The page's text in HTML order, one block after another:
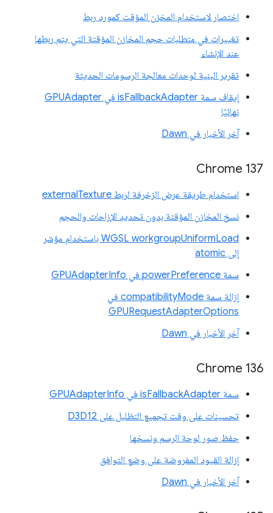
اختصار لاستخدام المخزن المؤقت كمورد ربط
تغييرات في متطلبات حجم المخازن المؤقتة التي يتم ربطها
عند الإنشاء
تقرير البنية لوحدات معالجة الرسومات الحديثة
إيقاف سمة isFallbackAdapter في GPUAdapter
نهائيًا
آخر الأخبار في Dawn
Chrome 137
استخدام طريقة عرض الزخرفة لربط externalTexture
نسخ المخازن المؤقتة بدون تحديد الإزاحات والحجم
WGSL workgroupUniformLoad باستخدام مؤشر
إلى atomic
سمة powerPreference في GPUAdapterInfo
إزالة سمة compatibilityMode في
GPURequestAdapterOptions
آخر الأخبار في Dawn
Chrome 136
سمة isFallbackAdapter في GPUAdapterInfo
تحسينات على وقت تجميع التظليل على D3D12
حفظ صور لوحة الرسم ونسخها
إزالة القيود المفروضة على وضع التوافق
آخر الأخبار في Dawn